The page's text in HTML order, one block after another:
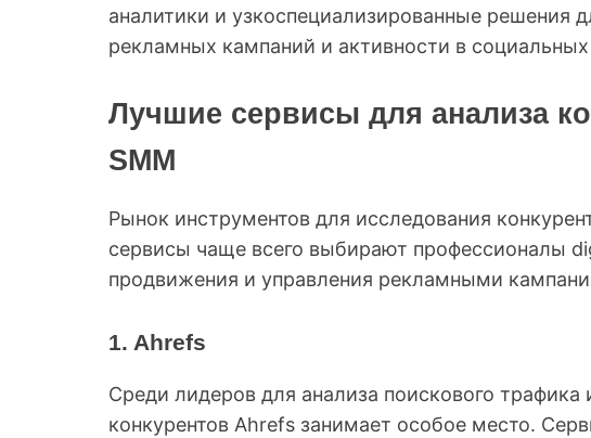
аналитики и узкоспециализированные решения
рекламных кампаний и активности в социальных
Лучшие сервисы для анализа
SMM
Рынок инструментов для исследования
сервисы чаще всего выбирают профессионалы
продвижения и управления рекламными
1. Ahrefs
Среди лидеров для анализа поискового трафика
конкурентов Ahrefs занимает особое место.